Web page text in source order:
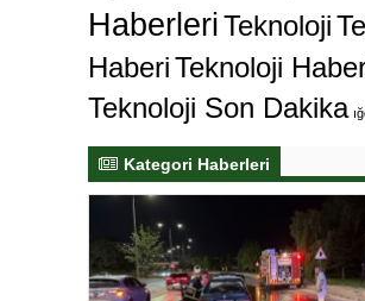
HaberleriTeknoloji
HaberiTeknoloji
Teknoloji Son Dakika
Kategori Haberleri